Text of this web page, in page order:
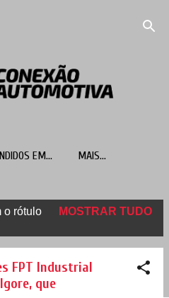
EM... MAIS…
o rótulo
MOSTRAR TUDO
FPT Industrial
que